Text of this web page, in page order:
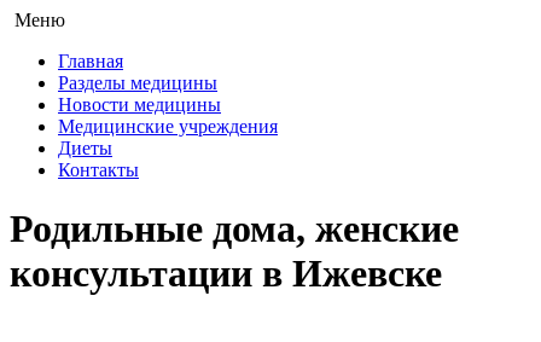
Меню
Главная
Разделы медицины
Новости медицины
Медицинские учреждения
Диеты
Контакты
Родильные дома, женские
консультации в Ижевске